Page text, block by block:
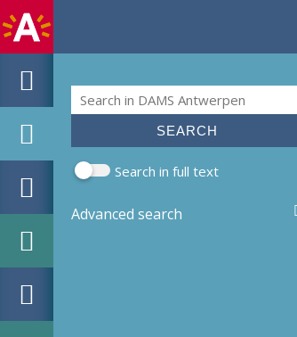
Search form
Search
Search in full text
Advanced search